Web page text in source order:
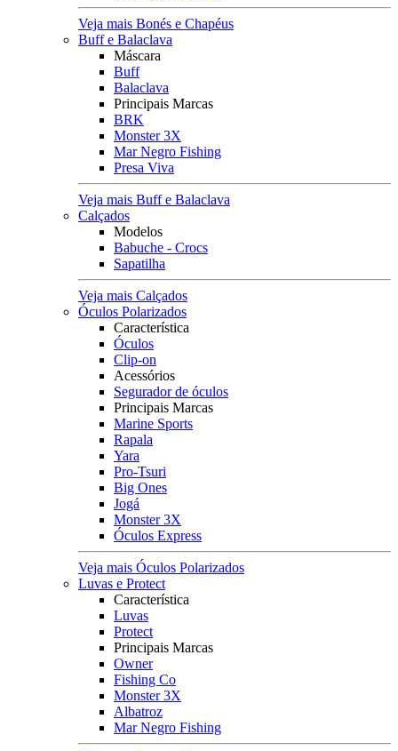
Veja mais Bonés e Chapéus
Buff e Balaclava
Máscara
Buff
Balaclava
Principais Marcas
BRK
Monster 3X
Mar Negro Fishing
Presa Viva
Veja mais Buff e Balaclava
Calçados
Modelos
Babuche - Crocs
Sapatilha
Veja mais Calçados
Óculos Polarizados
Característica
Óculos
Clip-on
Acessórios
Segurador de óculos
Principais Marcas
Marine Sports
Rapala
Yara
Pro-Tsuri
Big Ones
Jogá
Monster 3X
Óculos Express
Veja mais Óculos Polarizados
Luvas e Protect
Característica
Luvas
Protect
Principais Marcas
Owner
Fishing Co
Monster 3X
Albatroz
Mar Negro Fishing